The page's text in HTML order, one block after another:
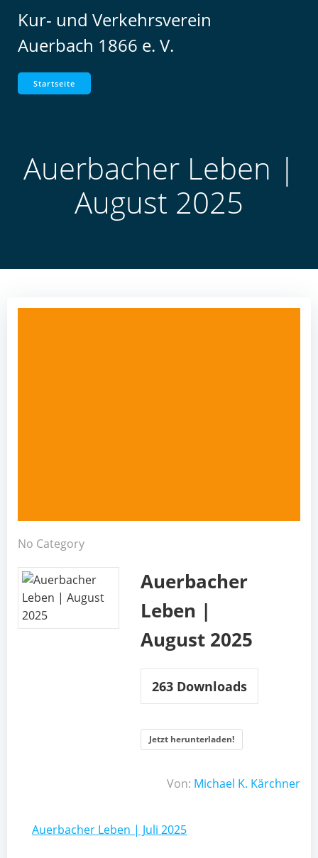
Inhalt
springen
Kur- und Verkehrsverein
Auerbach 1866 e. V.
Startseite
Auerbacher Leben |
August 2025
No Category
Auerbacher
Leben |
August 2025
263 Downloads
Jetzt herunterladen!
Von: Michael K. Kärchner
Beitragsnavigation
Auerbacher Leben | Juli 2025